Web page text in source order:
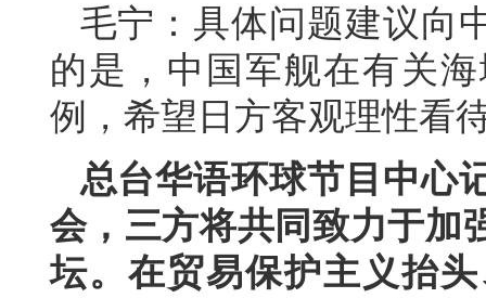
毛宁：具体问题建议向
的是，中国军舰在有关
例，希望日方客观理性看
总台华语环球节目中心
会，三方将共同致力于加
坛。在贸易保护主义抬